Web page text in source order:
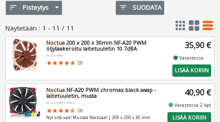
sort Pisteytys filter_list SUODATA
Näytetään : 1 - 11 / 11 apps grid_view table_rows
Noctua 200 x 200 x 30mm NF-A20 PWM
öljylaakeroitu laitetuuletin 10.7dBA
NF-A20-PWM
star star star star star (3)
35,90 €
fiber_manual_recordVarastossa
LISÄÄ KORIIN
Noctua NF-A20 PWM chromax.black.swap -
laitetuuletin, musta
NF-A20-PWM-CH.BK.S
star star star star star_half (3)
Nyt sitä saa! Mustaa Noctuaa! | 200 x 200 x 30 mm
40,90 €
fiber_manual_recordVarastossa 2 kpl
LISÄÄ KORIIN